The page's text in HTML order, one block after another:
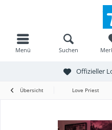
Menü Suchen
Offizieller
Übersicht Love Priest